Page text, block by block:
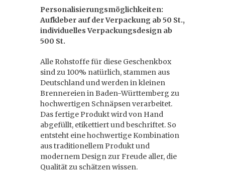
Personalisierungsmöglichkeiten:
Aufkleber auf der Verpackung ab 50 St.,
individuelles Verpackungsdesign ab
500 St.
Alle Rohstoffe für diese Geschenkbox
sind zu 100% natürlich, stammen aus
Deutschland und werden in kleinen
Brennereien in Baden-Württemberg zu
hochwertigen Schnäpsen verarbeitet.
Das fertige Produkt wird von Hand
abgefüllt, etikettiert und beschriftet. So
entsteht eine hochwertige Kombination
aus traditionellem Produkt und
modernem Design zur Freude aller, die
Qualität zu schätzen wissen.